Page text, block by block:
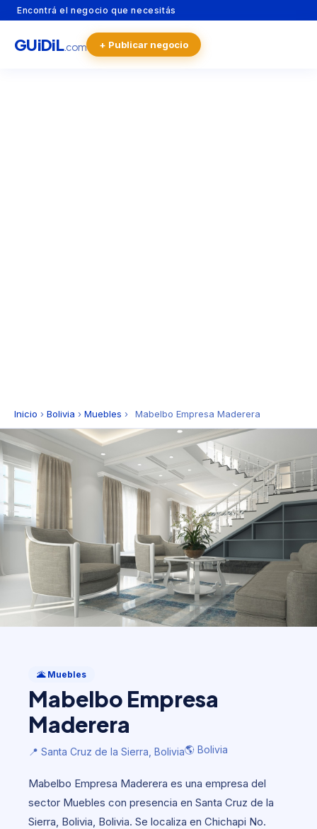
Encontrá el negocio que necesitás
GUiDiL.com + Publicar negocio
Inicio › Bolivia › Muebles › Mabelbo Empresa Maderera
Mabelbo Empresa Maderera
📍 Santa Cruz de la Sierra, Bolivia🌎 Bolivia
🌋 Muebles
Mabelbo Empresa
Maderera
📍 Santa Cruz de la Sierra, Bolivia🌎 Bolivia
Mabelbo Empresa Maderera es una empresa del
sector Muebles con presencia en Santa Cruz de la
Sierra, Bolivia, Bolivia. Se localiza en Chichapi No.